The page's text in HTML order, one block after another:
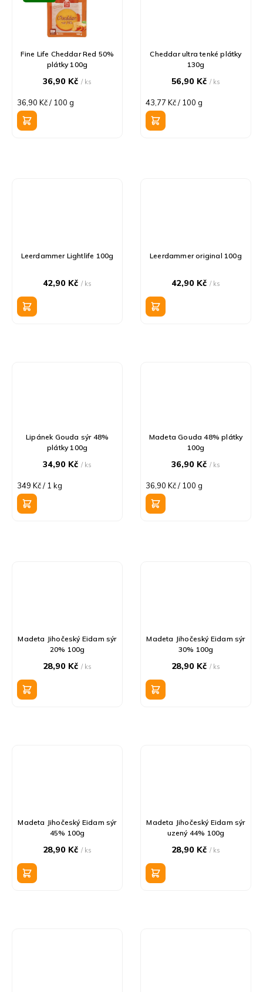
Fine Life Cheddar Red 50%
plátky 100g
36,90 Kč/ ks
Měrná
cena:
36,90 Kč / 100 g
Cheddar ultra tenké plátky
130g
56,90 Kč/ ks
Měrná
cena:
43,77 Kč / 100 g
Leerdammer Lightlife 100g
42,90 Kč/ ks
Leerdammer original 100g
42,90 Kč/ ks
Lipánek Gouda sýr 48%
plátky 100g
34,90 Kč/ ks
Měrná
cena:
349 Kč / 1 kg
Madeta Gouda 48% plátky
100g
36,90 Kč/ ks
Měrná
cena:
36,90 Kč / 100 g
Madeta Jihočeský Eidam sýr
20% 100g
28,90 Kč/ ks
Madeta Jihočeský Eidam sýr
30% 100g
28,90 Kč/ ks
Madeta Jihočeský Eidam sýr
45% 100g
28,90 Kč/ ks
Madeta Jihočeský Eidam sýr
uzený 44% 100g
28,90 Kč/ ks